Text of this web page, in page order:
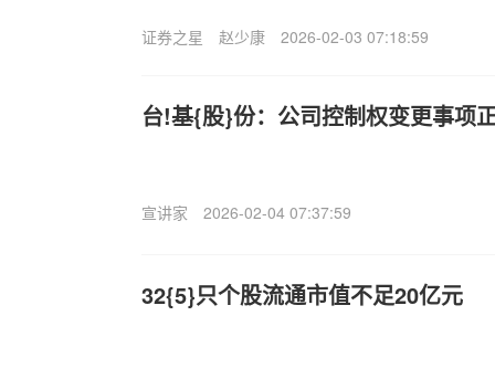
证券之星 赵少康 2026-02-03 07:18:59
台!基{股}份：公司控制权变更事项
宣讲家 2026-02-04 07:37:59
32{5}只个股流通市值不足20亿元